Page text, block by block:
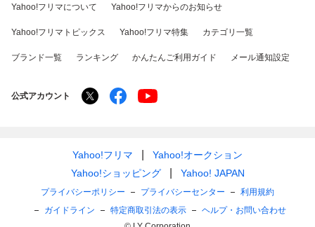
Yahoo!フリマについて Yahoo!フリマからのお知らせ
Yahoo!フリマトピックス Yahoo!フリマ特集 カテゴリ一覧
ブランド一覧 ランキング かんたんご利用ガイド メール通知設定
公式アカウント
Yahoo!フリマ
Yahoo!オークション
Yahoo!ショッピング
Yahoo! JAPAN
プライバシーポリシー プライバシーセンター
利用規約
ガイドライン
特定商取引法の表示
ヘルプ・お問い合わせ